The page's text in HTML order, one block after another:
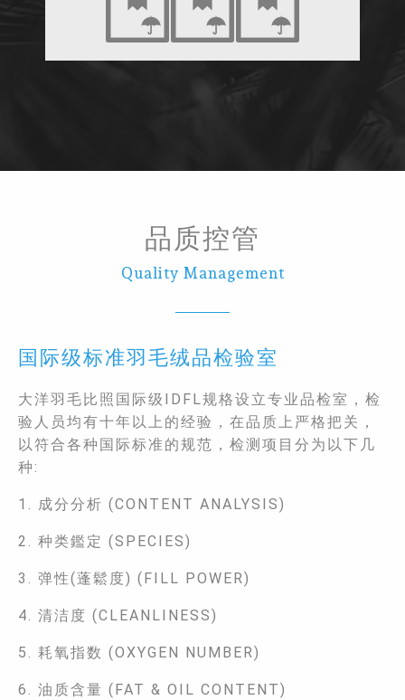
品质控管
Quality Management
国际级标准羽毛绒品检验室
大洋羽毛比照国际级IDFL规格设立专业品检室，检
验人员均有十年以上的经验，在品质上严格把关，
以符合各种国际标准的规范，检测项目分为以下几
种:
1. 成分分析 (CONTENT ANALYSIS)
2. 种类鑑定 (SPECIES)
3. 弹性(蓬鬆度) (FILL POWER)
4. 清洁度 (CLEANLINESS)
5. 耗氧指数 (OXYGEN NUMBER)
6. 油质含量 (FAT & OIL CONTENT)